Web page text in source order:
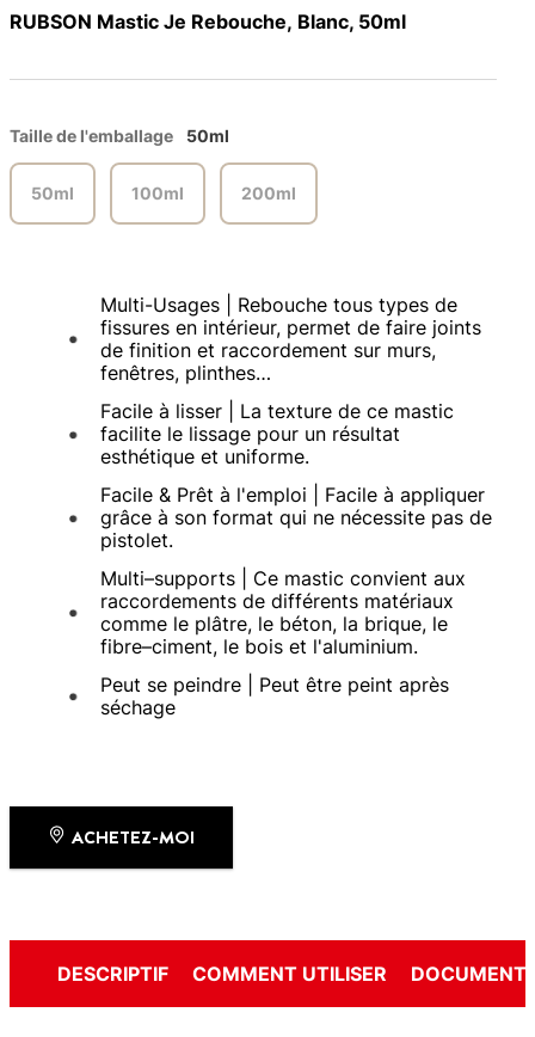
RUBSON Mastic Je Rebouche, Blanc, 50ml
Taille de l'emballage 50ml
50ml 100ml 200ml
Multi-Usages | Rebouche tous types de
fissures en intérieur, permet de faire joints
de finition et raccordement sur murs,
fenêtres, plinthes…
Facile à lisser | La texture de ce mastic
facilite le lissage pour un résultat
esthétique et uniforme.
Facile & Prêt à l'emploi | Facile à appliquer
grâce à son format qui ne nécessite pas de
pistolet.
Multi–supports | Ce mastic convient aux
raccordements de différents matériaux
comme le plâtre, le béton, la brique, le
fibre–ciment, le bois et l'aluminium.
Peut se peindre | Peut être peint après
séchage
ACHETEZ-MOI
DESCRIPTIF COMMENT UTILISER